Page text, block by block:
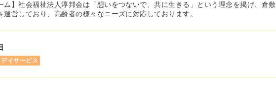
ム】社会福祉法人淳邦会は「想いをつないで、共に生きる」という理念を掲げ、倉敷
運営しており、高齢者の様々なニーズに対応しております。
デイサービス